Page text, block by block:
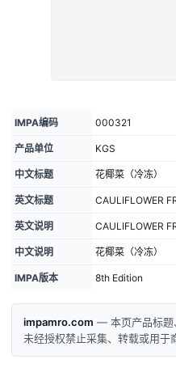
IMPA编码 000321
产品单位 KGS
中文标题 花椰菜（冷冻）
英文标题 CAULIFLOWER
英文说明 CAULIFLOWER
中文说明 花椰菜（冷冻）
IMPA版本 8th Edition
impamro.com — 本页产品标题
未经授权禁止采集、转载或用